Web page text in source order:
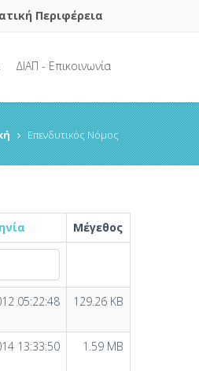
Περιφέρεια
ΔΙΑΠ - Επικοινωνία
Επενδυτικός Νόμος
Μέγεθος
05:22:48 129.26 KB
13:33:50 1.59 MB